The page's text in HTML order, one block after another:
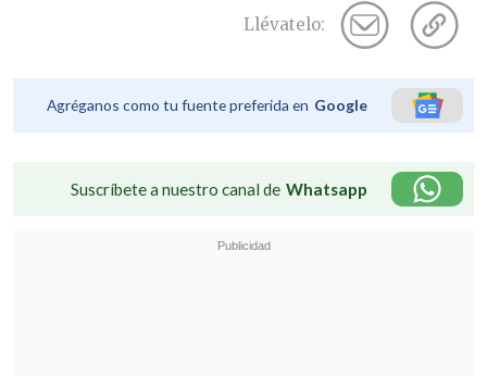
Llévatelo:
Agréganos como tu fuente preferida en Google
Suscríbete a nuestro canal de Whatsapp